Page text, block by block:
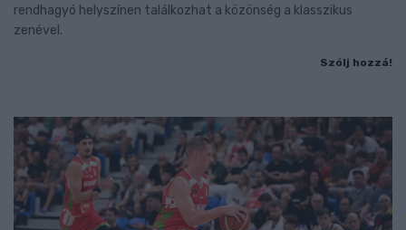
rendhagyó helyszínen találkozhat a közönség a klasszikus
zenével.
Szólj hozzá!